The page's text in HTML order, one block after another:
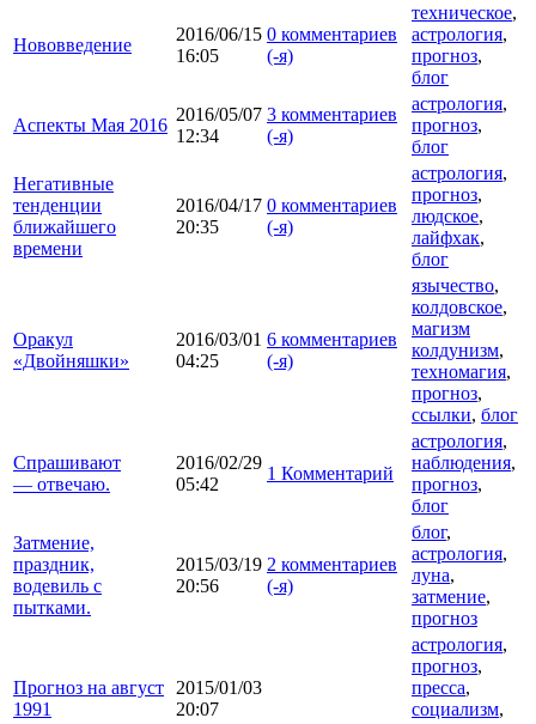
Нововведение
2016/06/15
16:05
0 комментариев
(-я)
техническое,
астрология,
прогноз,
блог
Аспекты Мая 2016
2016/05/07
12:34
3 комментариев
(-я)
астрология,
прогноз,
блог
Негативные
тенденции
ближайшего
времени
2016/04/17
20:35
0 комментариев
(-я)
астрология,
прогноз,
людское,
лайфхак,
блог
Оракул
«Двойняшки»
2016/03/01
04:25
6 комментариев
(-я)
язычество,
колдовское,
магизм
колдунизм,
техномагия,
прогноз,
ссылки, блог
Спрашивают
— отвечаю.
2016/02/29
05:42
1 Комментарий
астрология,
наблюдения,
прогноз,
блог
Затмение,
праздник,
водевиль с
пытками.
2015/03/19
20:56
2 комментариев
(-я)
блог,
астрология,
луна,
затмение,
прогноз
Прогноз на август
1991
2015/01/03
20:07
астрология,
прогноз,
пресса,
социализм,